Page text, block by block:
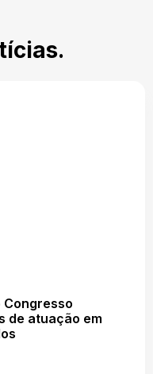
Congresso
de atuação em